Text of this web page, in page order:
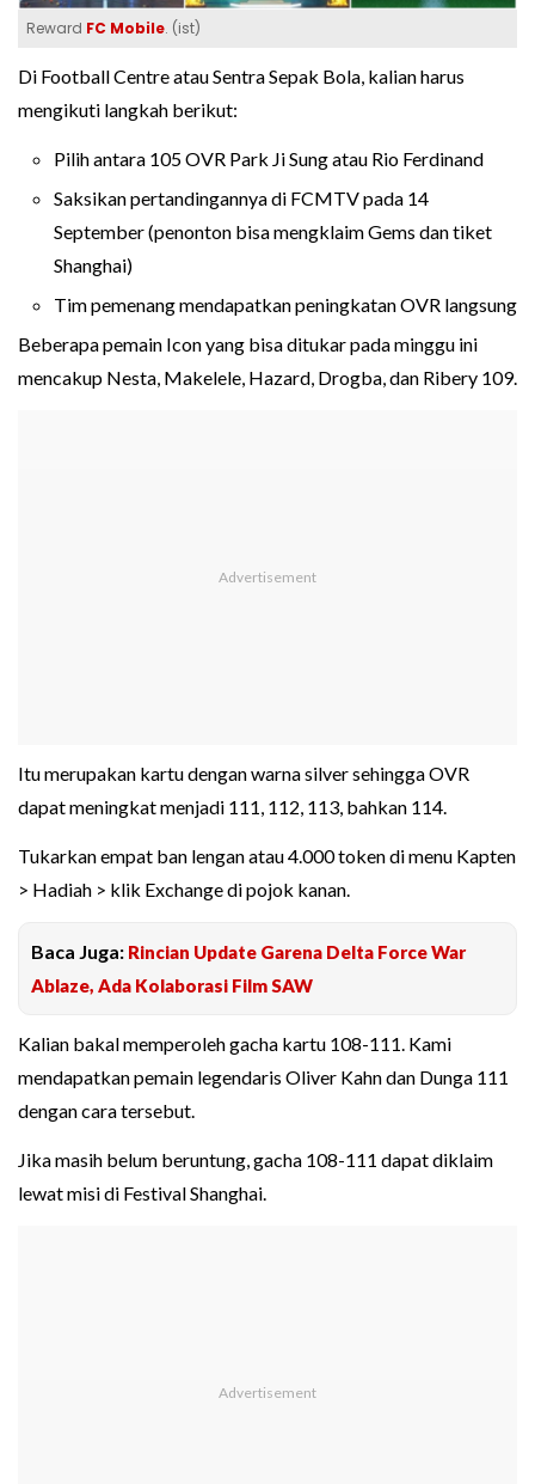
Reward FC Mobile. (ist)
Di Football Centre atau Sentra Sepak Bola, kalian harus
mengikuti langkah berikut:
Pilih antara 105 OVR Park Ji Sung atau Rio Ferdinand
Saksikan pertandingannya di FCMTV pada 14
September (penonton bisa mengklaim Gems dan tiket
Shanghai)
Tim pemenang mendapatkan peningkatan OVR langsung
Beberapa pemain Icon yang bisa ditukar pada minggu ini
mencakup Nesta, Makelele, Hazard, Drogba, dan Ribery 109.
Itu merupakan kartu dengan warna silver sehingga OVR
dapat meningkat menjadi 111, 112, 113, bahkan 114.
Tukarkan empat ban lengan atau 4.000 token di menu Kapten
> Hadiah > klik Exchange di pojok kanan.
Baca Juga: Rincian Update Garena Delta Force War
Ablaze, Ada Kolaborasi Film SAW
Kalian bakal memperoleh gacha kartu 108-111. Kami
mendapatkan pemain legendaris Oliver Kahn dan Dunga 111
dengan cara tersebut.
Jika masih belum beruntung, gacha 108-111 dapat diklaim
lewat misi di Festival Shanghai.